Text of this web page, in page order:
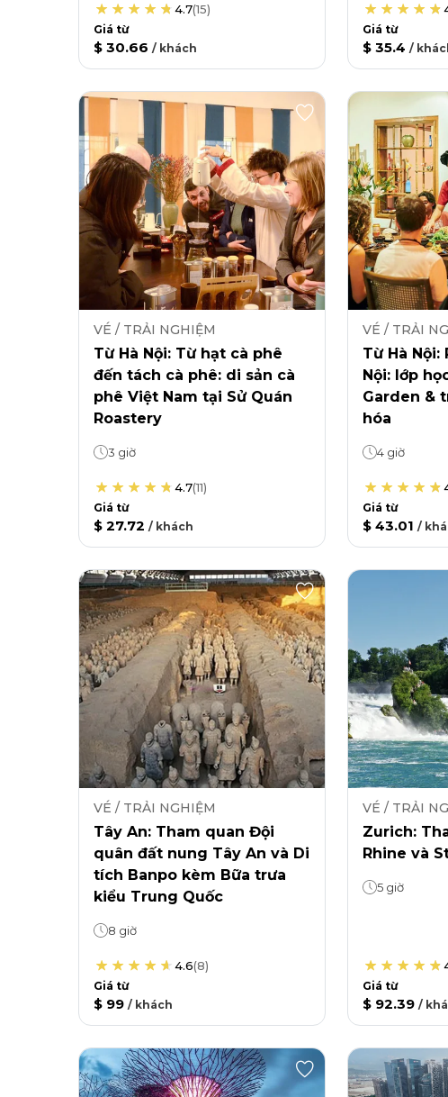
4.7(15)
Giá từ
$ 30.66 / khách
Giá từ
$ 35.4 /
VÉ / TRẢI NGHIỆM
Từ Hà Nội: Từ hạt cà phê
đến tách cà phê: di sản cà
phê Việt Nam tại Sử Quán
Roastery
3 giờ
4.7(11)
Giá từ
$ 27.72 / khách
VÉ / TRẢI
Từ Hà Nội:
Nội: lớp
Garden &
hóa
4 giờ
Giá từ
$ 43.01 /
VÉ / TRẢI NGHIỆM
Tây An: Tham quan Đội
quân đất nung Tây An và Di
tích Banpo kèm Bữa trưa
kiểu Trung Quốc
8 giờ
4.6(8)
Giá từ
$ 99 / khách
VÉ / TRẢI
Zurich:
Rhine và
5 giờ
Giá từ
$ 92.39 /